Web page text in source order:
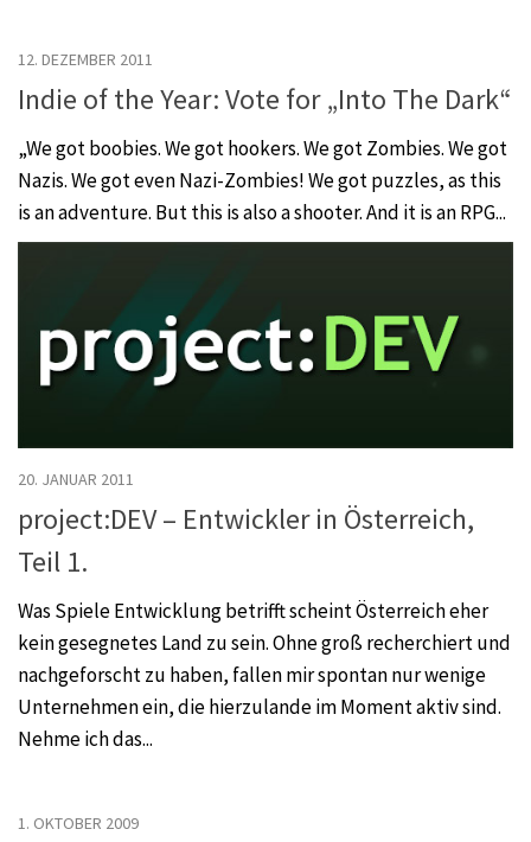
12. DEZEMBER 2011
Indie of the Year: Vote for „Into The Dark“
„We got boobies. We got hookers. We got Zombies. We got
Nazis. We got even Nazi-Zombies! We got puzzles, as this
is an adventure. But this is also a shooter. And it is an RPG...
20. JANUAR 2011
project:DEV – Entwickler in Österreich,
Teil 1.
Was Spiele Entwicklung betrifft scheint Österreich eher
kein gesegnetes Land zu sein. Ohne groß recherchiert und
nachgeforscht zu haben, fallen mir spontan nur wenige
Unternehmen ein, die hierzulande im Moment aktiv sind.
Nehme ich das...
1. OKTOBER 2009